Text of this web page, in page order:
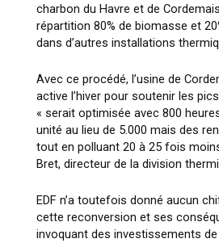
charbon du Havre et de
répartition 80% de biomasse et
dans d’autres installations
Avec ce procédé, l’usine de
active l’hiver pour soutenir les
« serait optimisée avec 800
unité au lieu de 5.000 mais des
tout en polluant 20 à 25 fois
Bret, directeur de la division
EDF n’a toutefois donné aucun
cette reconversion et ses
invoquant des investissements